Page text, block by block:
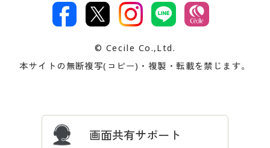
著作権・商標について 会社案内
プレゼント＆キャンペーン サイトマップ
交換・返品は お支払は
ついて
忘れの場合
© Cecile Co.,Ltd.
本サイトの無断複写(コピー)・複製・転載を禁じます。
画面共有サポート